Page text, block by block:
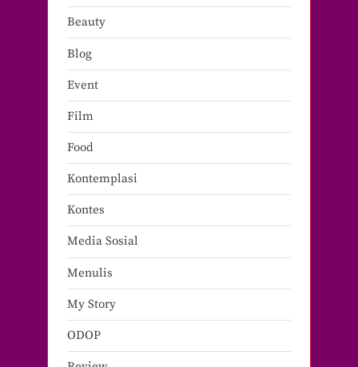
Beauty
Blog
Event
Film
Food
Kontemplasi
Kontes
Media Sosial
Menulis
My Story
ODOP